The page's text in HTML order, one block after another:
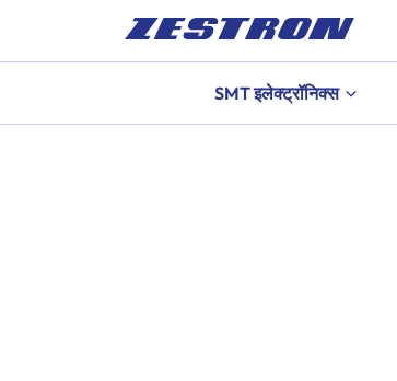
SMT इलेक्ट्रॉनिक्स